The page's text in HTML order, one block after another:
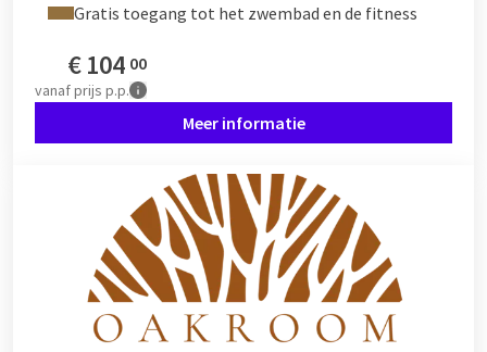
Gratis toegang tot het zwembad en de fitness
€104 00
vanafprijs p.p.
Meer informatie